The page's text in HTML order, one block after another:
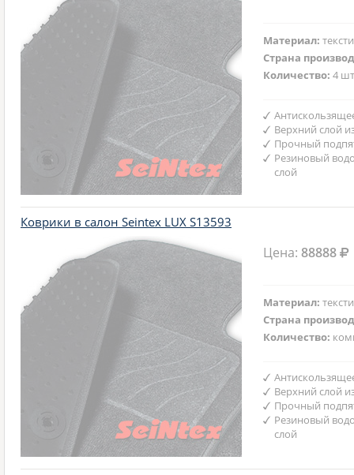
Материал:
Страна
Количество:4
Верхний слой
Прочный
Резиновый
слой
Коврики в салон Seintex LUX S13593
Цена:88888
Материал:
Страна
Количество:
Верхний слой
Прочный
Резиновый
слой